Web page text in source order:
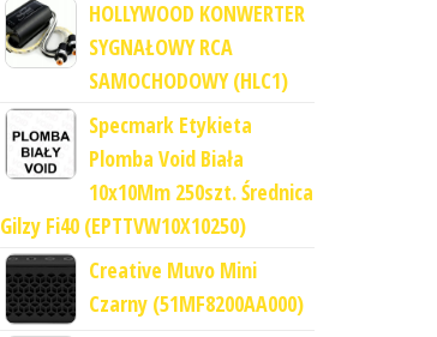
HOLLYWOOD KONWERTER
SYGNAŁOWY RCA
SAMOCHODOWY (HLC1)
Specmark Etykieta
Plomba Void Biała
10x10Mm 250szt. Średnica
Gilzy Fi40 (EPTTVW10X10250)
Creative Muvo Mini
Czarny (51MF8200AA000)